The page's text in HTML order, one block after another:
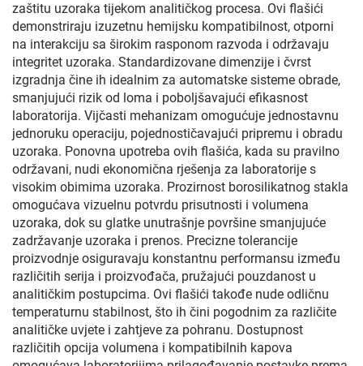
zaštitu uzoraka tijekom analitičkog procesa. Ovi flašići
demonstriraju izuzetnu hemijsku kompatibilnost, otporni
na interakciju sa širokim rasponom razvoda i održavaju
integritet uzoraka. Standardizovane dimenzije i čvrst
izgradnja čine ih idealnim za automatske sisteme obrade,
smanjujući rizik od loma i poboljšavajući efikasnost
laboratorija. Vijčasti mehanizam omogućuje jednostavnu
jednoruku operaciju, pojednostičavajući pripremu i obradu
uzoraka. Ponovna upotreba ovih flašića, kada su pravilno
održavani, nudi ekonomična rješenja za laboratorije s
visokim obimima uzoraka. Prozirnost borosilikatnog stakla
omogućava vizuelnu potvrdu prisutnosti i volumena
uzoraka, dok su glatke unutrašnje površine smanjujuće
zadržavanje uzoraka i prenos. Precizne tolerancije
proizvodnje osiguravaju konstantnu performansu između
različitih serija i proizvođača, pružajući pouzdanost u
analitičkim postupcima. Ovi flašići takođe nude odličnu
temperaturnu stabilnost, što ih čini pogodnim za različite
analitičke uvjete i zahtjeve za pohranu. Dostupnost
različitih opcija volumena i kompatibilnih kapova